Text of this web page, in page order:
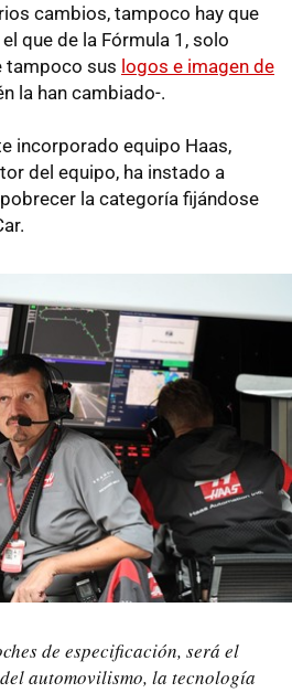
cambios, tampoco hay que
que de la Fórmula 1, solo
tampoco sus logos e imagen de
la han cambiado-.
incorporado equipo Haas,
del equipo, ha instado a
la categoría fijándose
de especificación, será el
automovilismo, la tecnología